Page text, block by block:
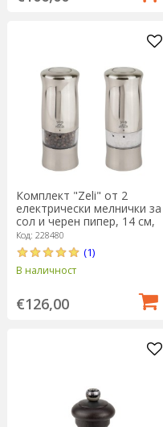
Комплект "Zeli" от 2
електрически мелнички за
сол и черен пипер, 14 см,
Brushed Chrome - Peugeot
Код: 228480
(1)
В наличност
€126,00